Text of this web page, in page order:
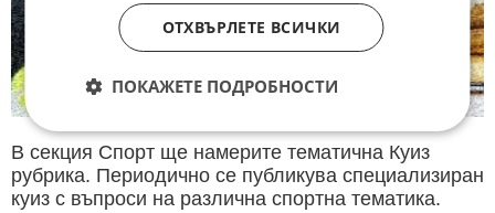
В секция Спорт ще намерите тематична Куиз
рубрика. Периодично се публикува специализиран
куиз с въпроси на различна спортна тематика.
ОТХВЪРЛЕТЕ ВСИЧКИ
ПОКАЖЕТЕ ПОДРОБНОСТИ